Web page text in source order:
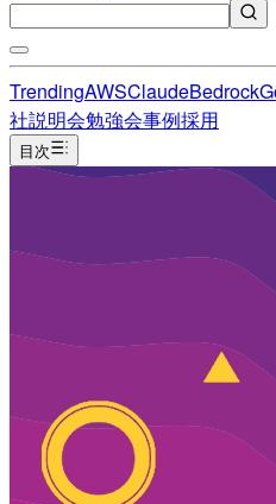
TrendingAWSClaudeBedrock
社説明会勉強会事例採用
目次